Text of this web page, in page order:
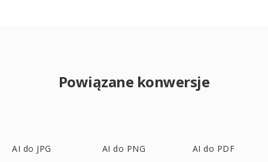
Powiązane konwersje
AI do JPG AI do PNG AI do PDF